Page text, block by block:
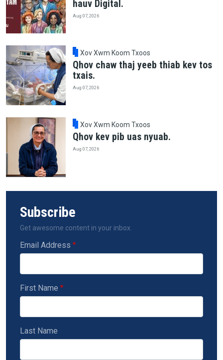
hauv Digital.
Aug 07, 2026
Xov Xwm Koom Txoos
Qhov chaw thaj yeeb thiab kev tos
txais.
Aug 07, 2026
Xov Xwm Koom Txoos
Qhov kev pib uas nyuab.
Aug 07, 2026
Subscribe
Get awesome content in your inbox.
Email Address
First Name
Last Name